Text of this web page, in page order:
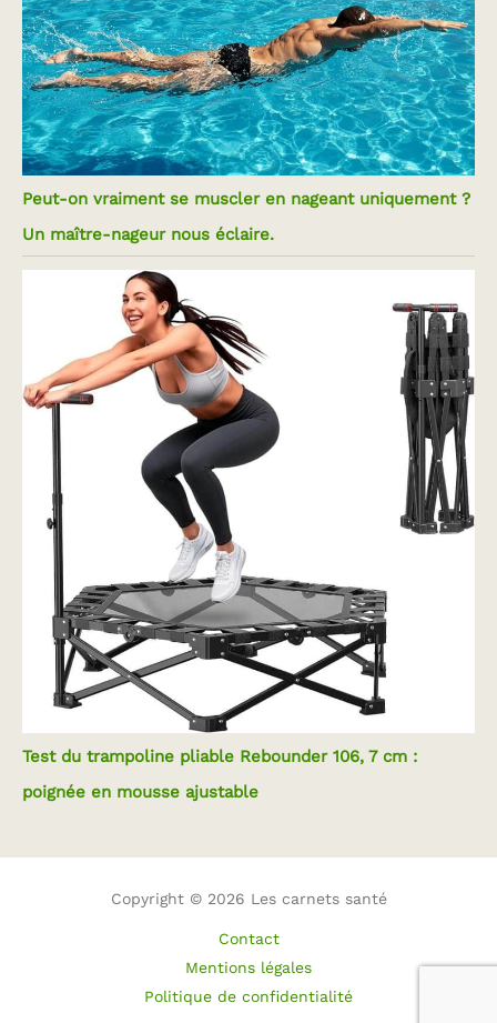
Peut-on vraiment se muscler en nageant uniquement ?
Un maître-nageur nous éclaire.
Test du trampoline pliable Rebounder 106, 7 cm :
poignée en mousse ajustable
Copyright © 2026 Les carnets santé
Contact
Mentions légales
Politique de confidentialité